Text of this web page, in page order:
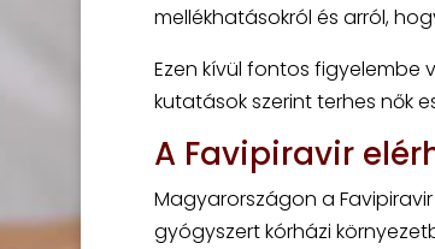
mellékhatásokról és arról,
Ezen kívül fontos figyelembe
kutatások szerint terhes nők
A Favipiravir
Magyarországon a
gyógyszert kórházi